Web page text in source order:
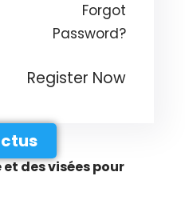
Forgot
Password?
Register Now
des visées pour